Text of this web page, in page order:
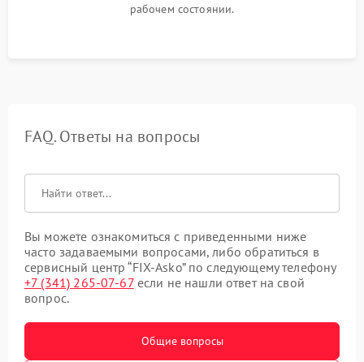
рабочем состоянии.
FAQ. Ответы на вопросы
Вы можете ознакомиться с приведенными ниже
часто задаваемыми вопросами, либо обратиться в
сервисный центр “FIX-Asko” по следующему телефону
+7 (341) 265-07-67если не нашли ответ на свой
вопрос.
Общие вопросы